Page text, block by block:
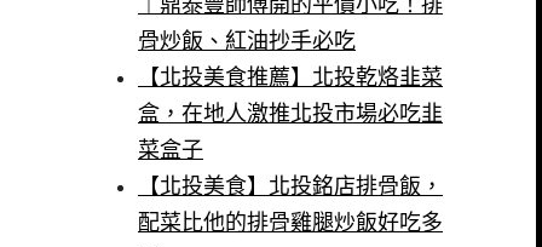
｜鼎泰豐師傅開的平價小吃！排
骨炒飯、紅油抄手必吃
【北投美食推薦】北投乾烙韭菜
盒，在地人激推北投市場必吃韭
菜盒子
【北投美食】北投銘店排骨飯，
配菜比他的排骨雞腿炒飯好吃多